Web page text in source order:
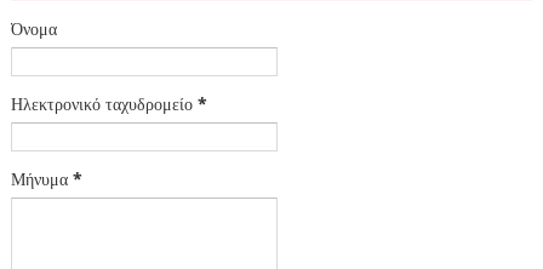
Όνομα
Ηλεκτρονικό ταχυδρομείο *
Μήνυμα *